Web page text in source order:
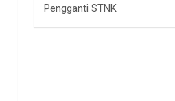
Pengganti STNK